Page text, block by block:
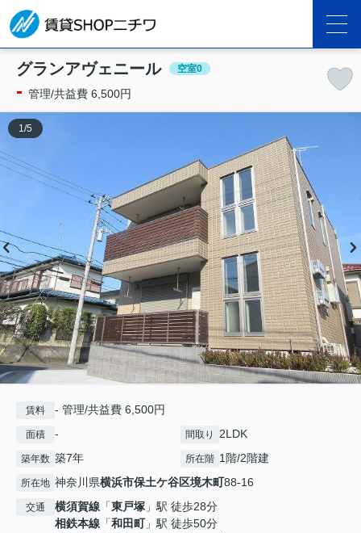
グランアヴェニール 空室0
- 管理/共益費 6,500円
1 /5
賃料 - 管理/共益費 6,500円
面積 - 間取り 2LDK
築年数 築7年 所在階 1階/2階建
所在地 神奈川県横浜市保土ケ谷区境木町88-16
交通 横須賀線 「東戸塚 」駅 徒歩28分
相鉄本線 「和田町」駅 徒歩50分